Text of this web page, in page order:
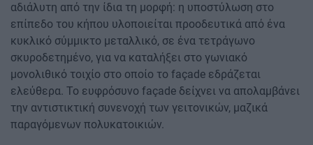
αδιάλυτη από την ίδια τη μορφή: η υποστύλωση στο
επίπεδο του κήπου υλοποιείται προοδευτικά από ένα
κυκλικό σύμμικτο μεταλλικό, σε ένα τετράγωνο
σκυροδετημένο, για να καταλήξει στο γωνιακό
μονολιθικό τοιχίο στο οποίο το façade εδράζεται
ελεύθερα. Το ευφρόσυνο façade δείχνει να απολαμβάνει
την αντιστικτική συνενοχή των γειτονικών, μαζικά
παραγόμενων πολυκατοικιών.